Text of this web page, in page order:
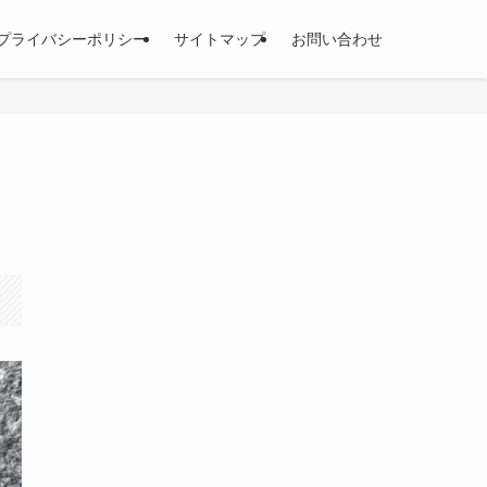
ライバシーポリシー サイトマップ お問い合わせ